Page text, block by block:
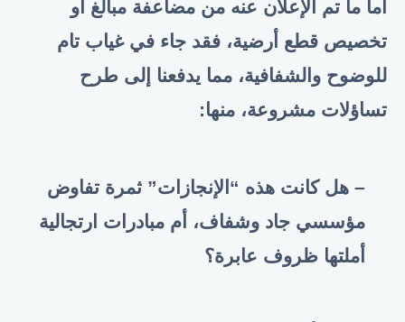
أما ما تم الإعلان عنه من مضاعفة مبالغ أو
تخصيص قطع أرضية، فقد جاء في غياب تام
للوضوح والشفافية، مما يدفعنا إلى طرح
تساؤلات مشروعة، منها:
– هل كانت هذه “الإنجازات” ثمرة تفاوض
مؤسسي جاد وشفاف، أم مبادرات ارتجالية
أملتها ظروف عابرة؟